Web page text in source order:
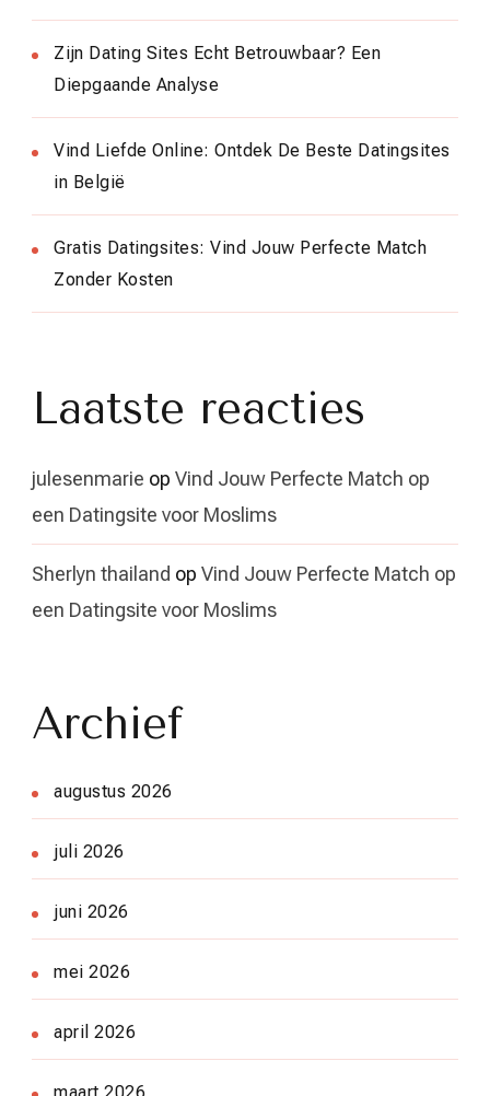
Zijn Dating Sites Echt Betrouwbaar? Een
Diepgaande Analyse
Vind Liefde Online: Ontdek De Beste Datingsites
in België
Gratis Datingsites: Vind Jouw Perfecte Match
Zonder Kosten
Laatste reacties
julesenmarie op Vind Jouw Perfecte Match op
een Datingsite voor Moslims
Sherlyn thailand op Vind Jouw Perfecte Match op
een Datingsite voor Moslims
Archief
augustus 2026
juli 2026
juni 2026
mei 2026
april 2026